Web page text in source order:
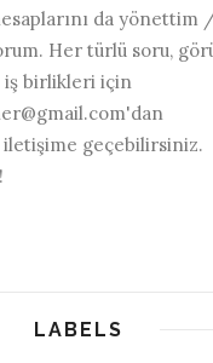
da yönettim
Her türlü soru,
iş birlikleri için
geçebilirsiniz.
LABELS